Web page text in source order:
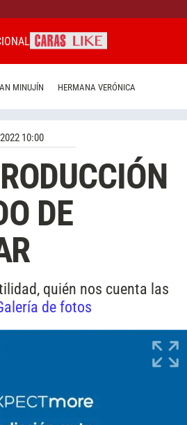
MINUJÍN HERMANA VERÓNICA
10:00
DE
quién nos cuenta las
de fotos